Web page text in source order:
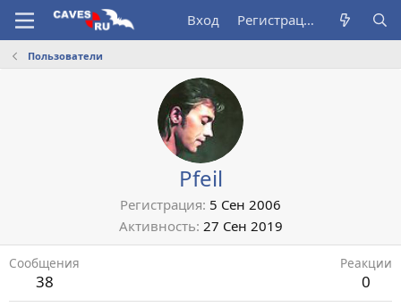
Вход Регистрация
Пользователи
Pfeil
Регистрация 5 Сен 2006
Активность 27 Сен 2019
Сообщения
38
Реакции
0